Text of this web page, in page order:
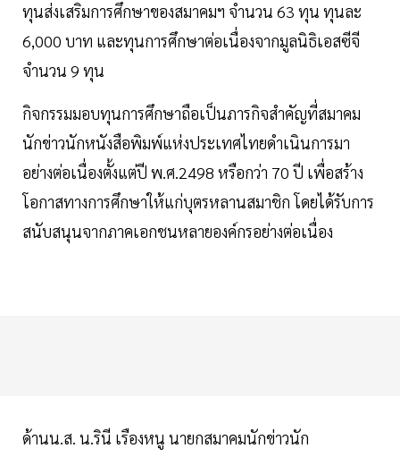
ทุนส่งเสริมการศึกษาของสมาคมฯ จำนวน 63 ทุน ทุนละ
6,000 บาท และทุนการศึกษาต่อเนื่องจากมูลนิธิเอสซีจี
จำนวน 9 ทุน
กิจกรรมมอบทุนการศึกษาถือเป็นภารกิจสำคัญที่สมาคม
นักข่าวนักหนังสือพิมพ์แห่งประเทศไทยดำเนินการมา
อย่างต่อเนื่องตั้งแต่ปี พ.ศ.2498 หรือกว่า 70 ปี เพื่อสร้าง
โอกาสทางการศึกษาให้แก่บุตรหลานสมาชิก โดยได้รับการ
สนับสนุนจากภาคเอกชนหลายองค์กรอย่างต่อเนื่อง
ด้านน.ส. น.รินี เรืองหนู นายกสมาคมนักข่าวนัก